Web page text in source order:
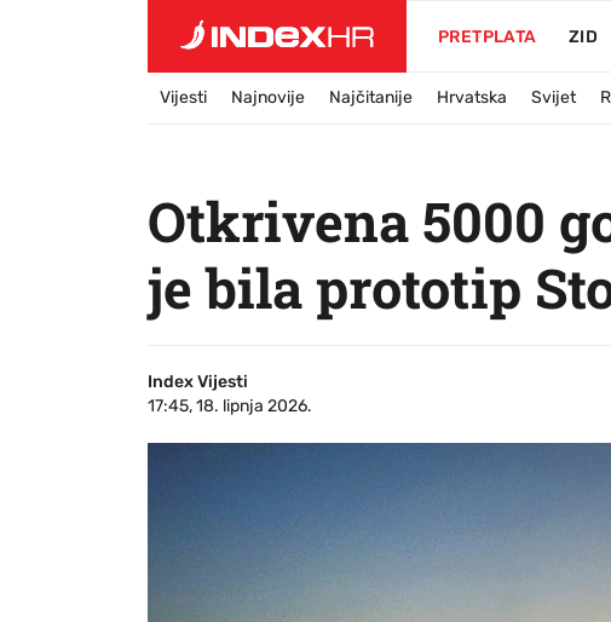
PRETPLATA ZID
Vijesti Najnovije Najčitanije Hrvatska Svijet
Otkrivena 5000
je bila prototip
Index Vijesti
17:45, 18. lipnja 2026.